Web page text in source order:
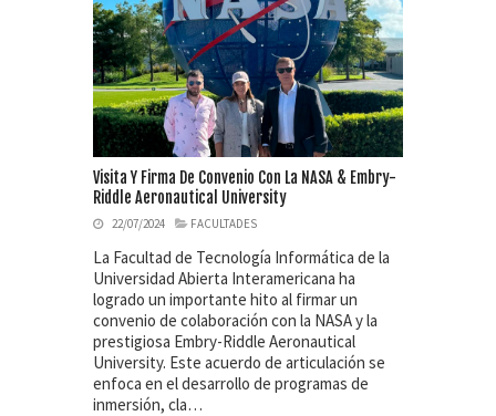
Visita Y Firma De Convenio Con La NASA & Embry-
Riddle Aeronautical University
22/07/2024 FACULTADES
La Facultad de Tecnología Informática de la
Universidad Abierta Interamericana ha
logrado un importante hito al firmar un
convenio de colaboración con la NASA y la
prestigiosa Embry-Riddle Aeronautical
University. Este acuerdo de articulación se
enfoca en el desarrollo de programas de
inmersión, cla…